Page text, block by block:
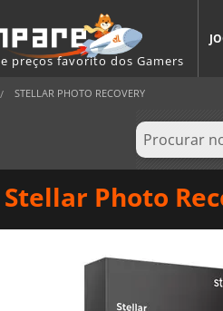
preços favorito dos Gamers
STELLAR PHOTO RECOVERY
Stellar Photo